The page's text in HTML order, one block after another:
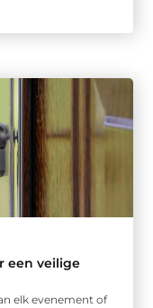
een veilige
elk evenement of